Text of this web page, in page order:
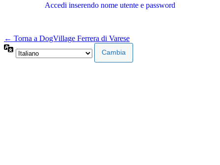
Accedi inserendo nome utente e password
← Torna a DogVillage Ferrera di Varese